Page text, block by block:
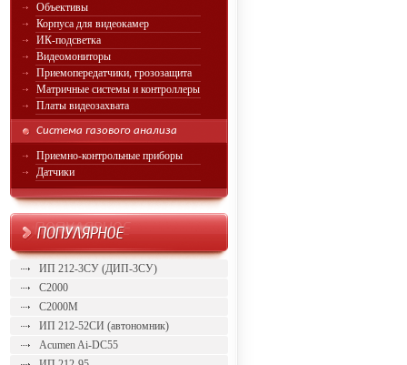
Объективы
Корпуса для видеокамер
ИК-подсветка
Видеомониторы
Приемопередатчики, грозозащита
Матричные системы и контроллеры
Платы видеозахвата
Система газового анализа
Приемно-контрольные приборы
Датчики
ИП 212-3СУ (ДИП-3СУ)
С2000
С2000М
ИП 212-52СИ (автономник)
Acumen Ai-DC55